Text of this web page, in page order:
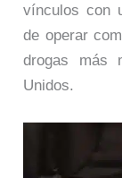
vínculos con
de operar
drogas más
Unidos.